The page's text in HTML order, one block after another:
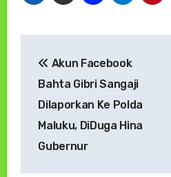
pos
Akun Facebook
Bahta Gibri Sangaji
Dilaporkan Ke Polda
Maluku, DiDuga Hina
Gubernur